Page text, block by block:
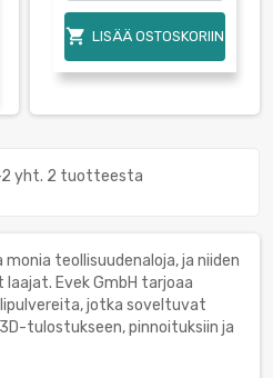
 LISÄÄ OSTOSKORIIN
2 yht. 2 tuotteesta
teollisuudenaloja, ja niiden
Evek GmbH tarjoaa
jotka soveltuvat
tulostukseen, pinnoituksiin ja